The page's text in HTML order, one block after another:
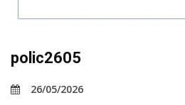
polic2605
26/05/2026